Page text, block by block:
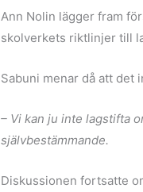
Ann Nolin lägger fram
skolverkets riktlinjer till
Sabuni menar då att det
– Vi kan ju inte lagstifta
självbestämmande.
Diskussionen fortsatte